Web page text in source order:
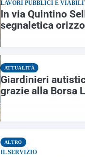
LAVORI PUBBLICI E
In via Quintino
segnaletica
ATTUALITÀ
Giardinieri
grazie alla Borsa
ALTRO
IL SERVIZIO